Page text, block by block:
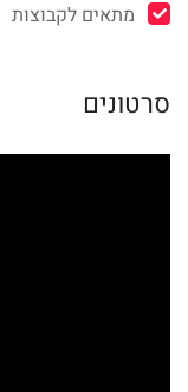
מתאים לקבוצות
סרטונים